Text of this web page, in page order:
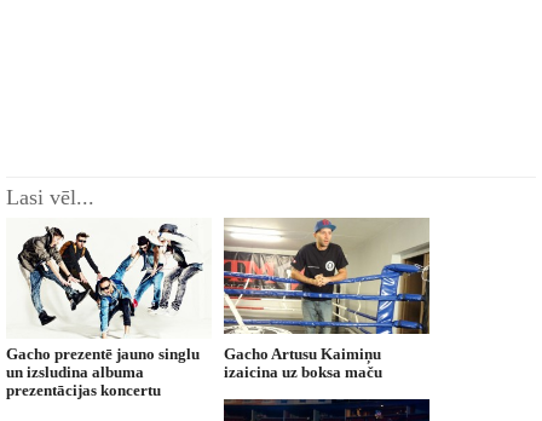
Lasi vēl...
Gacho prezentē jauno singlu
un izsludina albuma
prezentācijas koncertu
Gacho Artusu Kaimiņu
izaicina uz boksa maču